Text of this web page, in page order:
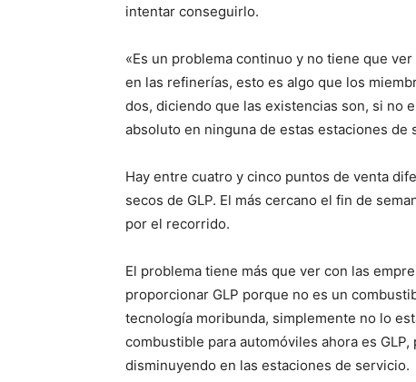
intentar conseguirlo.
«Es un problema continuo y no tiene que
en las refinerías, esto es algo que los
dos, diciendo que las existencias son, si no
absoluto en ninguna de estas estaciones de
Hay entre cuatro y cinco puntos de venta
secos de GLP. El más cercano el fin de
por el recorrido.
El problema tiene más que ver con las
proporcionar GLP porque no es un
tecnología moribunda, simplemente no lo
combustible para automóviles ahora es
disminuyendo en las estaciones de servicio.